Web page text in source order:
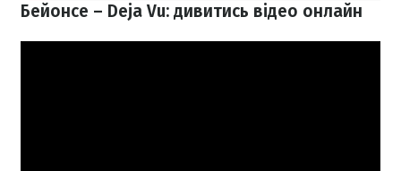
Бейонсе – Deja Vu: дивитись відео онлайн